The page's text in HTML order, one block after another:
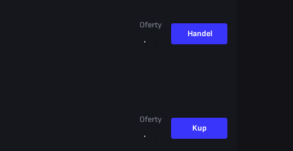
Oferty
Handel
Oferty
Kup